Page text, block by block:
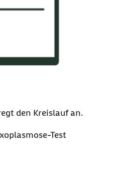
den Kreislauf an.
Test